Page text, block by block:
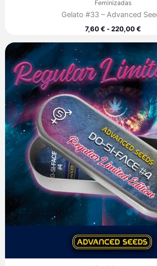
Feminizadas
Gelato #33 – Advanced
7,60€ - 220,00€